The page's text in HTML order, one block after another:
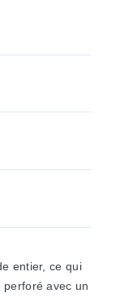
entier, ce qui
avec un